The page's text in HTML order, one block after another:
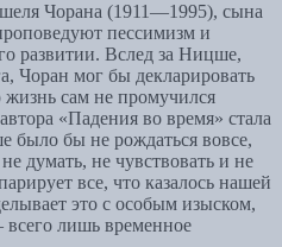
Чорана (1911—1995), сына
пессимизм и
развитии. Вслед за Ницше,
Чоран мог бы декларировать
жизнь сам не промучился
«Падения во время» стала
было бы не рождаться вовсе,
думать, не чувствовать и не
все, что казалось нашей
это с особым изыском,
лишь временное